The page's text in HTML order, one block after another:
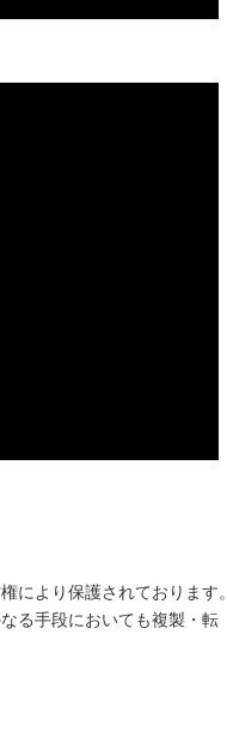
により保護されております。
る手段においても複製・転